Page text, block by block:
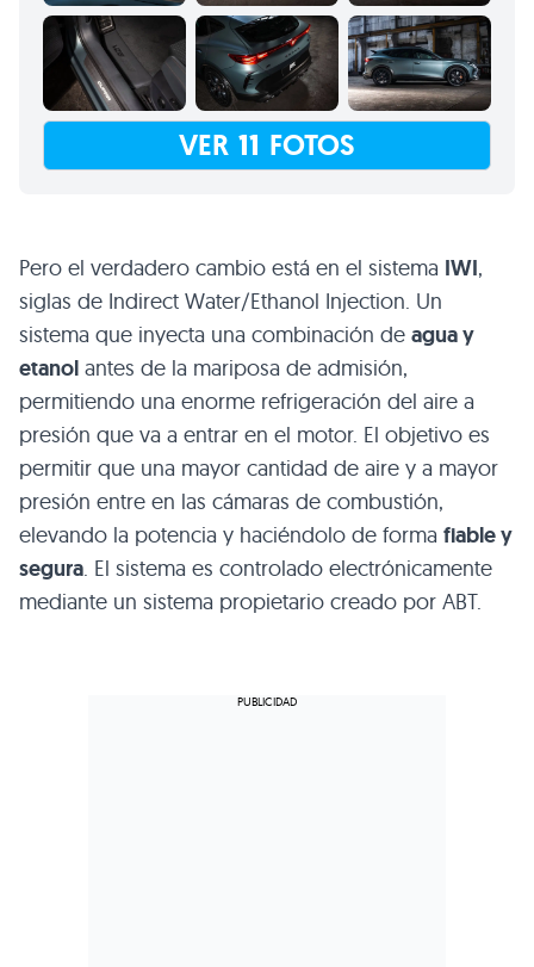
VER 11 FOTOS
Pero el verdadero cambio está en el sistema IWI,
siglas de Indirect Water/Ethanol Injection. Un
sistema que inyecta una combinación de agua y
etanol antes de la mariposa de admisión,
permitiendo una enorme refrigeración del aire a
presión que va a entrar en el motor. El objetivo es
permitir que una mayor cantidad de aire y a mayor
presión entre en las cámaras de combustión,
elevando la potencia y haciéndolo de forma fiable y
segura . El sistema es controlado electrónicamente
mediante un sistema propietario creado por ABT.